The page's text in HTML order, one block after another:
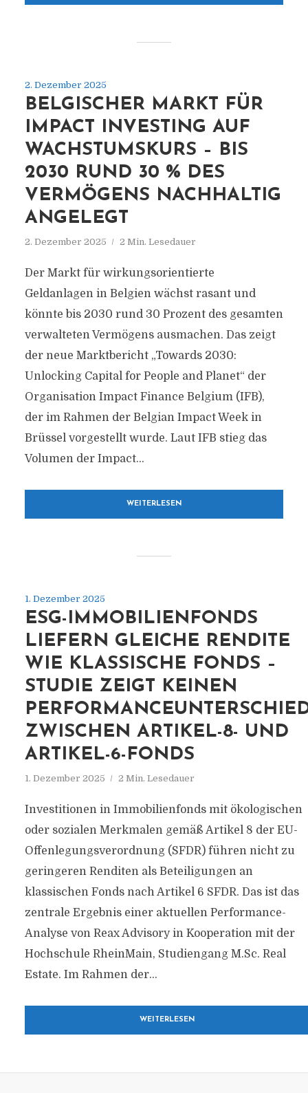
2. Dezember 2025
BELGISCHER MARKT FÜR
IMPACT INVESTING AUF
WACHSTUMSKURS – BIS
2030 RUND 30 % DES
VERMÖGENS NACHHALTIG
ANGELEGT
2. Dezember 2025 2 Min. Lesedauer
Der Markt für wirkungsorientierte
Geldanlagen in Belgien wächst rasant und
könnte bis 2030 rund 30 Prozent des gesamten
verwalteten Vermögens ausmachen. Das zeigt
der neue Marktbericht „Towards 2030:
Unlocking Capital for People and Planet“ der
Organisation Impact Finance Belgium (IFB),
der im Rahmen der Belgian Impact Week in
Brüssel vorgestellt wurde. Laut IFB stieg das
Volumen der Impact...
WEITERLESEN
1. Dezember 2025
ESG-IMMOBILIENFONDS
LIEFERN GLEICHE RENDITE
WIE KLASSISCHE FONDS –
STUDIE ZEIGT KEINEN
ZWISCHEN ARTIKEL-8- UND
ARTIKEL-6-FONDS
1. Dezember 2025 2 Min. Lesedauer
Investitionen in Immobilienfonds mit ökologischen
oder sozialen Merkmalen gemäß Artikel 8 der EU-
Offenlegungsverordnung (SFDR) führen nicht zu
geringeren Renditen als Beteiligungen an
klassischen Fonds nach Artikel 6 SFDR. Das ist das
zentrale Ergebnis einer aktuellen Performance-
Analyse von Reax Advisory in Kooperation mit der
Hochschule RheinMain, Studiengang M.Sc. Real
Estate. Im Rahmen der...
WEITERLESEN